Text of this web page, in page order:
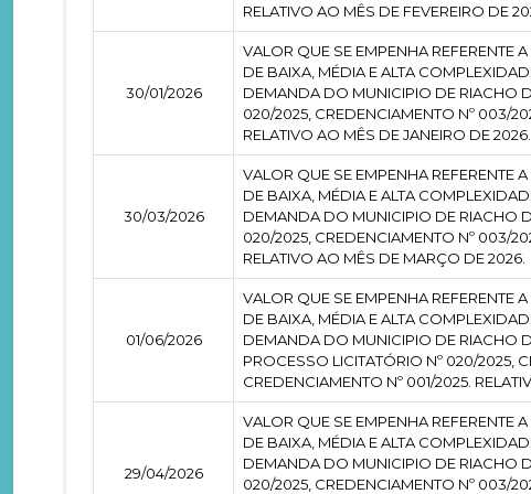
RELATIVO AO MÊS DE FEVEREIRO DE
30/01/2026
VALOR QUE SE EMPENHA REFERENTE
DE BAIXA, MÉDIA E ALTA
DEMANDA DO MUNICIPIO DE RIACHO
020/2025, CREDENCIAMENTO Nº 003/
RELATIVO AO MÊS DE JANEIRO DE 2026.
30/03/2026
VALOR QUE SE EMPENHA REFERENTE
DE BAIXA, MÉDIA E ALTA
DEMANDA DO MUNICIPIO DE RIACHO
020/2025, CREDENCIAMENTO Nº 003/
RELATIVO AO MÊS DE MARÇO DE 2026.
01/06/2026
VALOR QUE SE EMPENHA REFERENTE
DE BAIXA, MÉDIA E ALTA
DEMANDA DO MUNICIPIO DE RIACHO
PROCESSO LICITATÓRIO Nº 020/2025,
CREDENCIAMENTO Nº 001/2025.
29/04/2026
VALOR QUE SE EMPENHA REFERENTE
DE BAIXA, MÉDIA E ALTA
DEMANDA DO MUNICIPIO DE RIACHO
020/2025, CREDENCIAMENTO Nº 003/